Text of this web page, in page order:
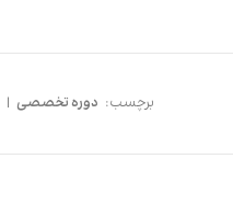
برچسب: دوره تخصصی |